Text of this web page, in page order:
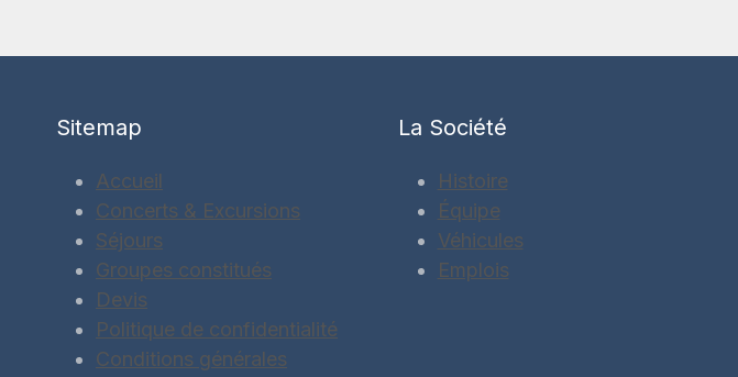
Sitemap
Accueil
Concerts & Excursions
Séjours
Groupes constitués
Devis
Politique de confidentialité
Conditions générales
La Société
Histoire
Équipe
Véhicules
Emplois